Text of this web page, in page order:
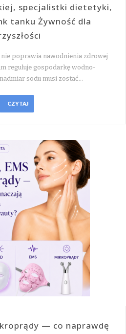
specjalistki dietetyki,
tanku Żywność dla
poprawia nawodnienia zdrowej
reguluje gospodarkę wodno-
sodu musi zostać…
CZYTAJ
— co naprawdę